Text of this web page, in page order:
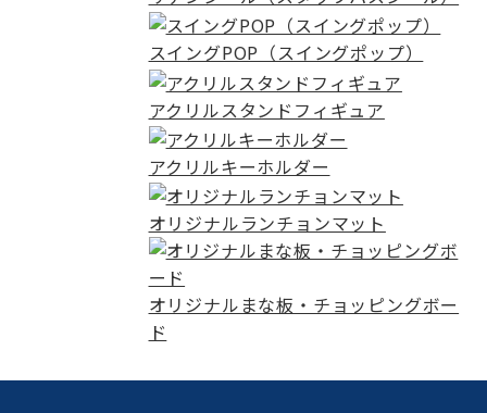
スイングPOP（スイングポップ）
アクリルスタンドフィギュア
アクリルキーホルダー
オリジナルランチョンマット
オリジナルまな板・チョッピングボー
ド